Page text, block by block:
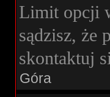
Limit opcji
sądzisz, że
skontaktuj
Góra